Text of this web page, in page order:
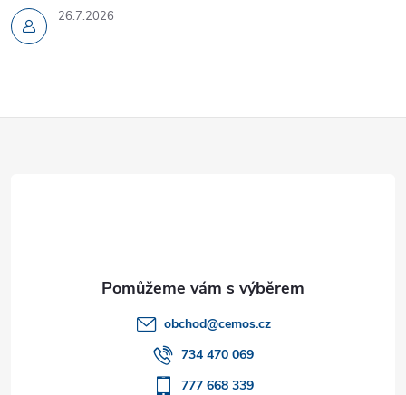
26.7.2026
obchod@cemos.cz
734 470 069
777 668 339